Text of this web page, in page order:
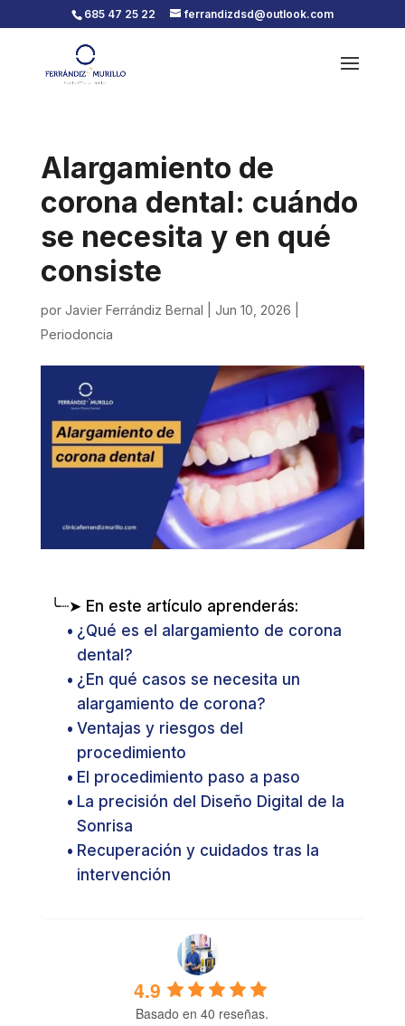
685 47 25 22 ferrandizdsd@outlook.com
Alargamiento de
corona dental: cuándo
se necesita y en qué
consiste
por Javier Ferrándiz Bernal Jun 10, 2026
Periodoncia
╰┈➤ En este artículo aprenderás:
¿Qué es el alargamiento de corona
dental?
¿En qué casos se necesita un
alargamiento de corona?
Ventajas y riesgos del
procedimiento
El procedimiento paso a paso
La precisión del Diseño Digital de la
Sonrisa
Recuperación y cuidados tras la
intervención
4.9
Basado en 40 reseñas.